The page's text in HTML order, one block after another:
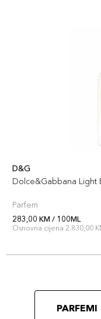
D&G
Dolce&Gabbana Light
Parfem
283,00 KM / 100ML
Osnovna cijena 2.830,00
PARFEMI